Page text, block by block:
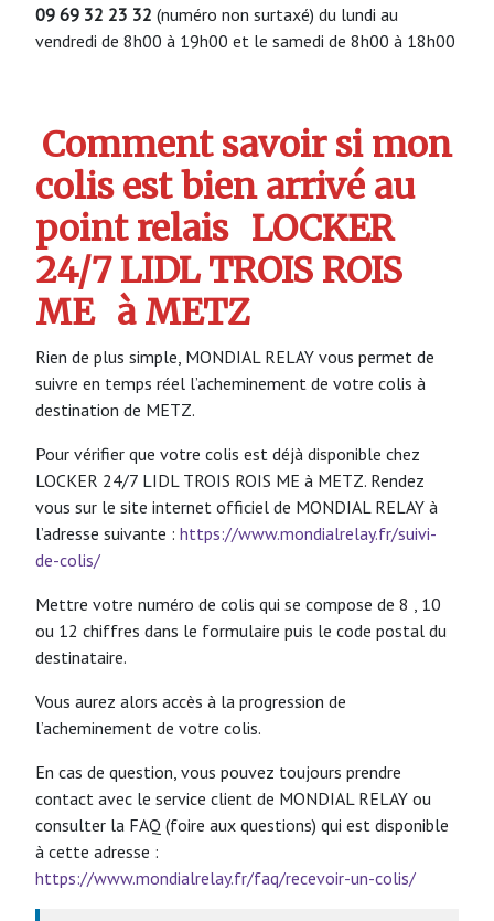
09 69 32 23 32 (numéro non surtaxé) du lundi au
vendredi de 8h00 à 19h00 et le samedi de 8h00 à 18h00
Comment savoir si mon
colis est bien arrivé au
point relais LOCKER
24/7 LIDL TROIS ROIS
ME à METZ
Rien de plus simple, MONDIAL RELAY vous permet de
suivre en temps réel l’acheminement de votre colis à
destination de METZ.
Pour vérifier que votre colis est déjà disponible chez
LOCKER 24/7 LIDL TROIS ROIS ME à METZ. Rendez
vous sur le site internet officiel de MONDIAL RELAY à
l’adresse suivante : https://www.mondialrelay.fr/suivi-
de-colis/
Mettre votre numéro de colis qui se compose de 8 , 10
ou 12 chiffres dans le formulaire puis le code postal du
destinataire.
Vous aurez alors accès à la progression de
l’acheminement de votre colis.
En cas de question, vous pouvez toujours prendre
contact avec le service client de MONDIAL RELAY ou
consulter la FAQ (foire aux questions) qui est disponible
à cette adresse :
https://www.mondialrelay.fr/faq/recevoir-un-colis/